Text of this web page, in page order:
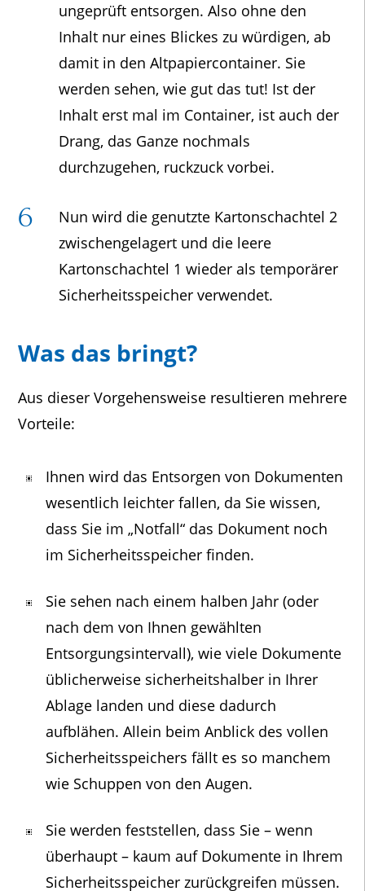
ungeprüft entsorgen. Also ohne den
Inhalt nur eines Blickes zu würdigen, ab
damit in den Altpapiercontainer. Sie
werden sehen, wie gut das tut! Ist der
Inhalt erst mal im Container, ist auch der
Drang, das Ganze nochmals
durchzugehen, ruckzuck vorbei.
Nun wird die genutzte Kartonschachtel 2
zwischengelagert und die leere
Kartonschachtel 1 wieder als temporärer
Sicherheitsspeicher verwendet.
Was das bringt?
Aus dieser Vorgehensweise resultieren mehrere
Vorteile:
Ihnen wird das Entsorgen von Dokumenten
wesentlich leichter fallen, da Sie wissen,
dass Sie im „Notfall“ das Dokument noch
im Sicherheitsspeicher finden.
Sie sehen nach einem halben Jahr (oder
nach dem von Ihnen gewählten
Entsorgungsintervall), wie viele Dokumente
üblicherweise sicherheitshalber in Ihrer
Ablage landen und diese dadurch
aufblähen. Allein beim Anblick des vollen
Sicherheitsspeichers fällt es so manchem
wie Schuppen von den Augen.
Sie werden feststellen, dass Sie – wenn
überhaupt – kaum auf Dokumente in Ihrem
Sicherheitsspeicher zurückgreifen müssen.